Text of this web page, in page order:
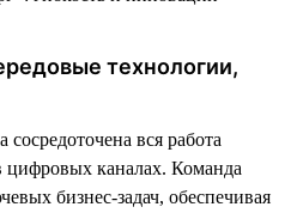
технологии,
вся работа
цифровых каналах. Команда
бизнес-задач, обеспечивая